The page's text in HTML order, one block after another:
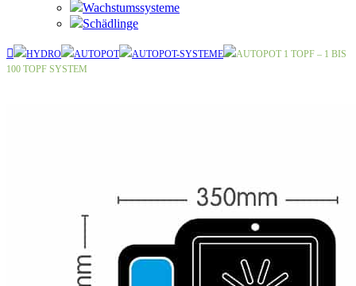
Wachstumssysteme
Schädlinge
HYDRO AUTOPOT AUTOPOT-SYSTEME
AUTOPOT 1 TOPF – 1 BIS
100 TOPF SYSTEM